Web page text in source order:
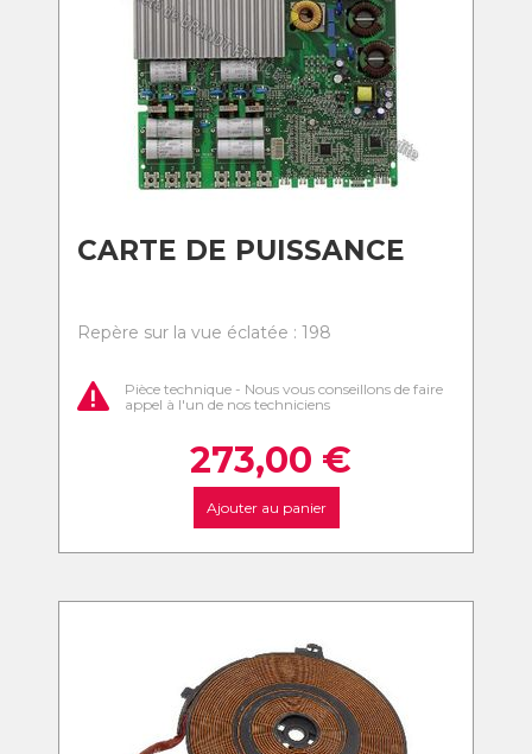
CARTE DE PUISSANCE
Repère sur la vue éclatée : 198
Pièce technique - Nous vous conseillons de faire
appel à l'un de nos techniciens
273,00 €
Ajouter au panier